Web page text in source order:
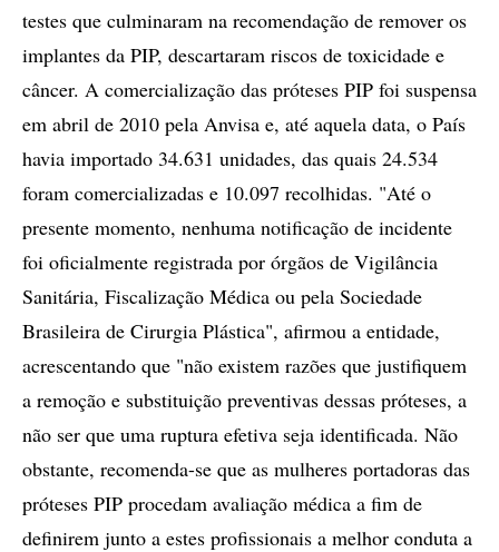
testes que culminaram na recomendação de remover os
implantes da PIP, descartaram riscos de toxicidade e
câncer. A comercialização das próteses PIP foi suspensa
em abril de 2010 pela Anvisa e, até aquela data, o País
havia importado 34.631 unidades, das quais 24.534
foram comercializadas e 10.097 recolhidas. "Até o
presente momento, nenhuma notificação de incidente
foi oficialmente registrada por órgãos de Vigilância
Sanitária, Fiscalização Médica ou pela Sociedade
Brasileira de Cirurgia Plástica", afirmou a entidade,
acrescentando que "não existem razões que justifiquem
a remoção e substituição preventivas dessas próteses, a
não ser que uma ruptura efetiva seja identificada. Não
obstante, recomenda-se que as mulheres portadoras das
próteses PIP procedam avaliação médica a fim de
definirem junto a estes profissionais a melhor conduta a